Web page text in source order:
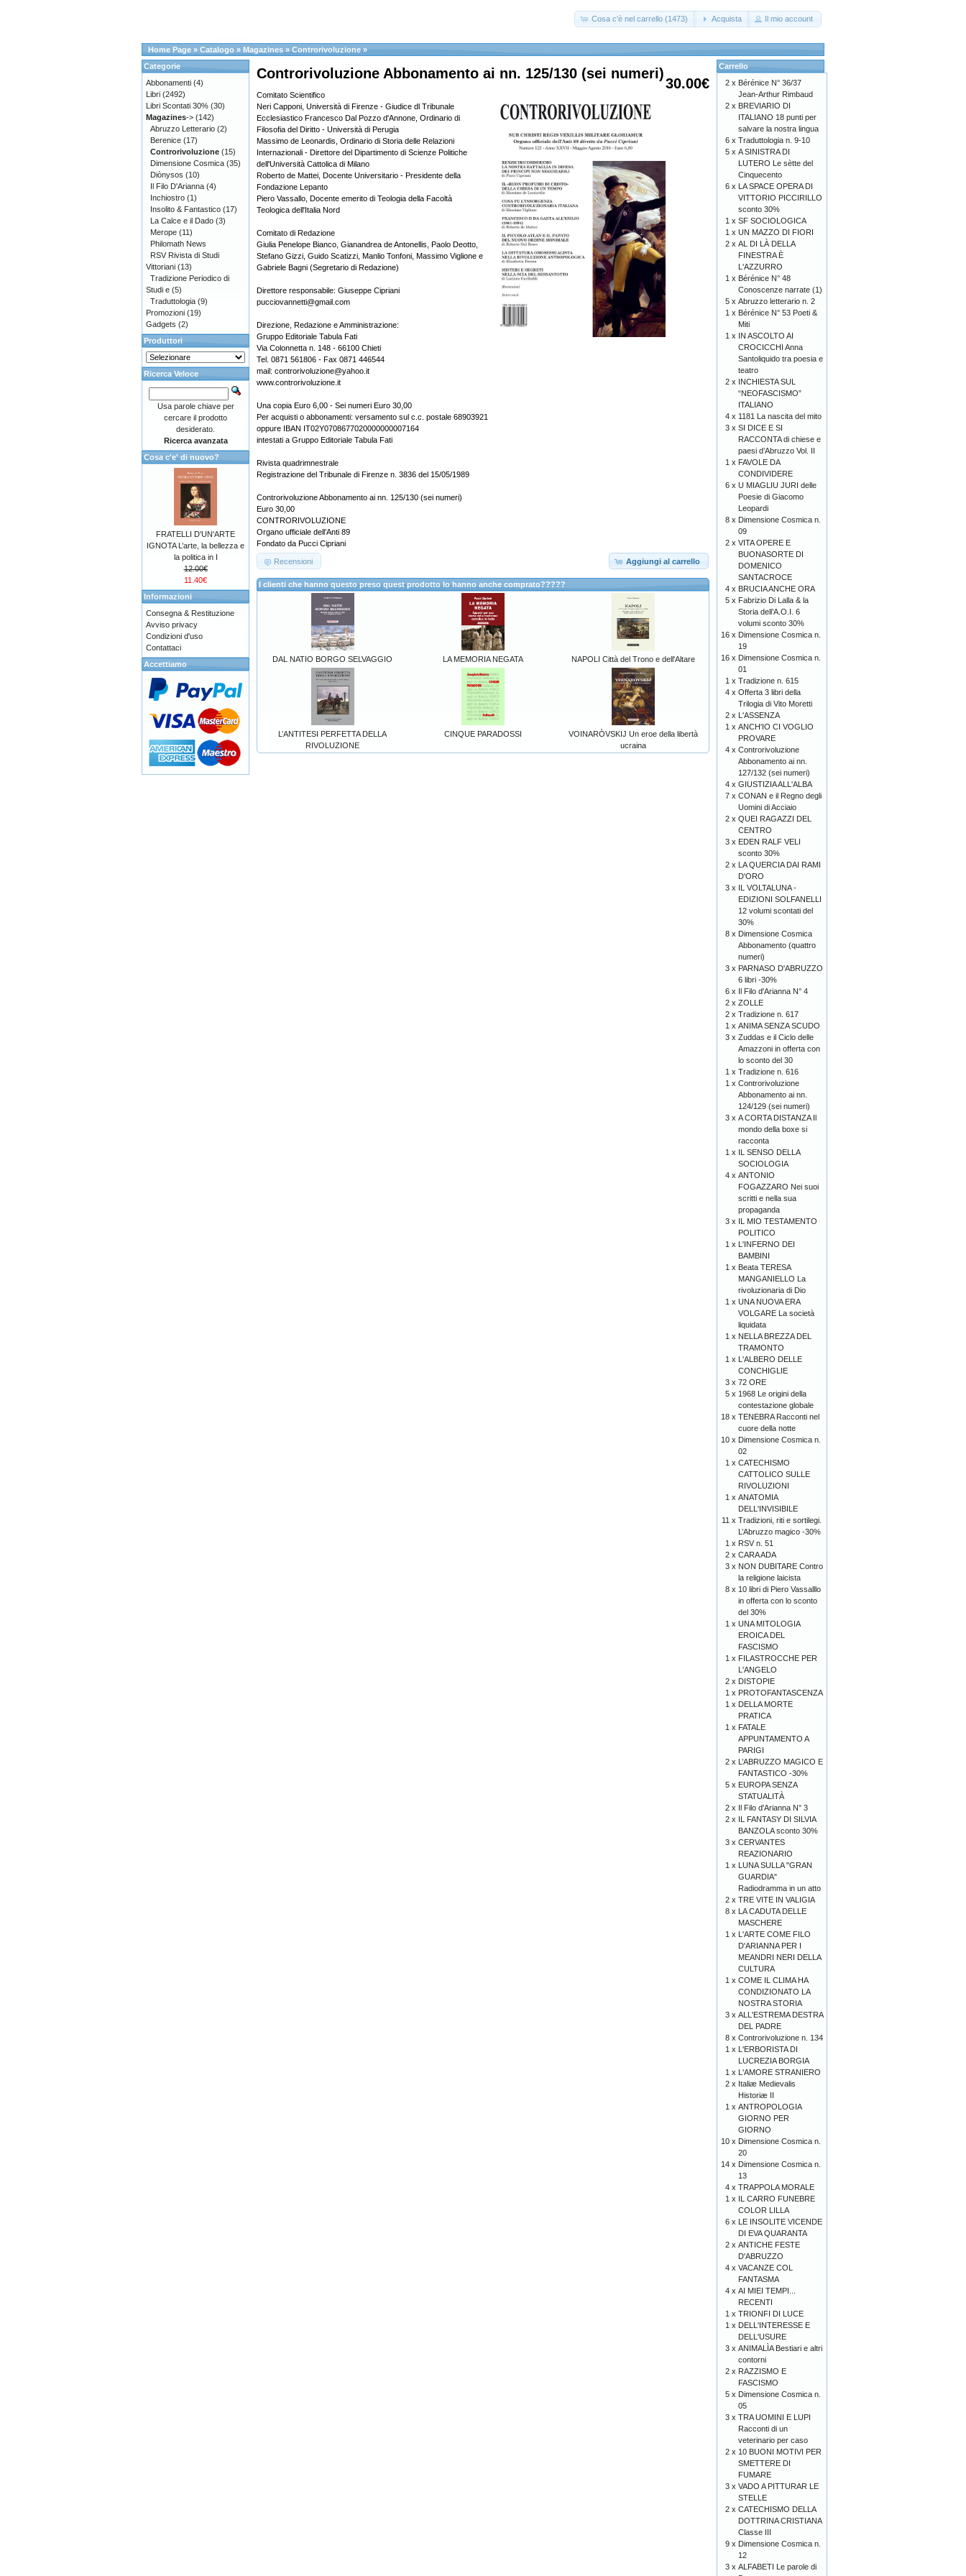
Cosa c'è nel carrello (1473) Acquista Il mio account
Home Page » Catalogo » Magazines » Controrivoluzione »
30.00€
Controrivoluzione Abbonamento ai nn. 125/130 (sei numeri)
Comitato Scientifico
Neri Capponi, Università di Firenze - Giudice dl Tribunale
Ecclesiastico Francesco Dal Pozzo d'Annone, Ordinario di
Filosofia del Diritto - Università di Perugia
Massimo de Leonardis, Ordinario di Storia delle Relazioni
Internazionali - Direttore del Dipartimento di Scienze Politiche
dell'Università Cattolica di Milano
Roberto de Mattei, Docente Universitario - Presidente della
Fondazione Lepanto
Piero Vassallo, Docente emerito di Teologia della Facoltà
Teologica dell'Italia Nord
Comitato di Redazione
Giulia Penelope Bianco, Gianandrea de Antonellis, Paolo Deotto,
Stefano Gizzi, Guido Scatizzi, Manlio Tonfoni, Massimo Viglione e
Gabriele Bagni (Segretario di Redazione)
Direttore responsabile: Giuseppe Cipriani
pucciovannetti@gmail.com
Direzione, Redazione e Amministrazione:
Gruppo Editoriale Tabula Fati
Via Colonnetta n. 148 - 66100 Chieti
Tel. 0871 561806 - Fax 0871 446544
mail: controrivoluzione@yahoo.it
www.controrivoluzione.it
Una copia Euro 6,00 - Sei numeri Euro 30,00
Per acquisti o abbonamenti: versamento sul c.c. postale 68903921
oppure IBAN IT02Y0708677020000000007164
intestati a Gruppo Editoriale Tabula Fati
Rivista quadrimnestrale
Registrazione del Tribunale di Firenze n. 3836 del 15/05/1989
Controrivoluzione Abbonamento ai nn. 125/130 (sei numeri)
Euro 30,00
CONTRORIVOLUZIONE
Organo ufficiale dell’Anti 89
Fondato da Pucci Cipriani
Aggiungi al carrello
Recensioni
I clienti che hanno questo preso quest prodotto lo hanno anche comprato?????
DAL NATIO BORGO SELVAGGIO LA MEMORIA NEGATA NAPOLI Città del Trono e dell'Altare
L’ANTITESI PERFETTA DELLA
RIVOLUZIONE
CINQUE PARADOSSI
VOINARÒVSKIJ Un eroe della libertà
ucraina
Categorie
Abbonamenti (4)
Libri (2492)
Libri Scontati 30% (30)
Magazines-> (142)
Abruzzo Letterario (2)
Berenice (17)
Controrivoluzione (15)
Dimensione Cosmica (35)
Diònysos (10)
Il Filo D'Arianna (4)
Inchiostro (1)
Insolito & Fantastico (17)
La Calce e il Dado (3)
Merope (11)
Philomath News
RSV Rivista di Studi
Vittoriani (13)
Tradizione Periodico di
Studi e (5)
Traduttologia (9)
Promozioni (19)
Gadgets (2)
Produttori
Ricerca Veloce
Usa parole chiave per
cercare il prodotto
desiderato.
Ricerca avanzata
Cosa c'e' di nuovo?
FRATELLI D'UN'ARTE
IGNOTA L’arte, la bellezza e
la politica in I
12.00€
11.40€
Informazioni
Consegna & Restituzione
Avviso privacy
Condizioni d'uso
Contattaci
Accettiamo
Carrello
2 x Bérénice N° 36/37
Jean-Arthur Rimbaud
2 x BREVIARIO DI
ITALIANO 18 punti per
salvare la nostra lingua
6 x Traduttologia n. 9-10
5 x A SINISTRA DI
LUTERO Le sètte del
Cinquecento
6 x LA SPACE OPERA DI
VITTORIO PICCIRILLO
sconto 30%
1 x SF SOCIOLOGICA
1 x UN MAZZO DI FIORI
2 x AL DI LÀ DELLA
FINESTRA È
L'AZZURRO
1 x Bérénice N° 48
Conoscenze narrate (1)
5 x Abruzzo letterario n. 2
1 x Bérénice N° 53 Poeti &
Miti
1 x IN ASCOLTO AI
CROCICCHI Anna
Santoliquido tra poesia e
teatro
2 x INCHIESTA SUL
“NEOFASCISMO”
ITALIANO
4 x 1181 La nascita del mito
3 x SI DICE E SI
RACCONTA di chiese e
paesi d’Abruzzo Vol. II
1 x FAVOLE DA
CONDIVIDERE
6 x U MIAGLIU JURI delle
Poesie di Giacomo
Leopardi
8 x Dimensione Cosmica n.
09
2 x VITA OPERE E
BUONASORTE DI
DOMENICO
SANTACROCE
4 x BRUCIA ANCHE ORA
5 x Fabrizio Di Lalla & la
Storia dell’A.O.I. 6
volumi sconto 30%
16 x Dimensione Cosmica n.
19
16 x Dimensione Cosmica n.
01
1 x Tradizione n. 615
4 x Offerta 3 libri della
Trilogia di Vito Moretti
2 x L'ASSENZA
1 x ANCH'IO CI VOGLIO
PROVARE
4 x Controrivoluzione
Abbonamento ai nn.
127/132 (sei numeri)
4 x GIUSTIZIA ALL'ALBA
7 x CONAN e il Regno degli
Uomini di Acciaio
2 x QUEI RAGAZZI DEL
CENTRO
3 x EDEN RALF VELI
sconto 30%
2 x LA QUERCIA DAI RAMI
D'ORO
3 x IL VOLTALUNA -
EDIZIONI SOLFANELLI
12 volumi scontati del
30%
8 x Dimensione Cosmica
Abbonamento (quattro
numeri)
3 x PARNASO D'ABRUZZO
6 libri -30%
6 x Il Filo d'Arianna N° 4
2 x ZOLLE
2 x Tradizione n. 617
1 x ANIMA SENZA SCUDO
3 x Zuddas e il Ciclo delle
Amazzoni in offerta con
lo sconto del 30
1 x Tradizione n. 616
1 x Controrivoluzione
Abbonamento ai nn.
124/129 (sei numeri)
3 x A CORTA DISTANZA Il
mondo della boxe si
racconta
1 x IL SENSO DELLA
SOCIOLOGIA
4 x ANTONIO
FOGAZZARO Nei suoi
scritti e nella sua
propaganda
3 x IL MIO TESTAMENTO
POLITICO
1 x L'INFERNO DEI
BAMBINI
1 x Beata TERESA
MANGANIELLO La
rivoluzionaria di Dio
1 x UNA NUOVA ERA
VOLGARE La società
liquidata
1 x NELLA BREZZA DEL
TRAMONTO
1 x L'ALBERO DELLE
CONCHIGLIE
3 x 72 ORE
5 x 1968 Le origini della
contestazione globale
18 x TENEBRA Racconti nel
cuore della notte
10 x Dimensione Cosmica n.
02
1 x CATECHISMO
CATTOLICO SULLE
RIVOLUZIONI
1 x ANATOMIA
DELL'INVISIBILE
11 x Tradizioni, riti e sortilegi.
L’Abruzzo magico -30%
1 x RSV n. 51
2 x CARA ADA
3 x NON DUBITARE Contro
la religione laicista
8 x 10 libri di Piero Vassalllo
in offerta con lo sconto
del 30%
1 x UNA MITOLOGIA
EROICA DEL
FASCISMO
1 x FILASTROCCHE PER
L'ANGELO
2 x DISTOPIE
1 x PROTOFANTASCENZA
1 x DELLA MORTE
PRATICA
1 x FATALE
APPUNTAMENTO A
PARIGI
2 x L’ABRUZZO MAGICO E
FANTASTICO -30%
5 x EUROPA SENZA
STATUALITÀ
2 x Il Filo d'Arianna N° 3
2 x IL FANTASY DI SILVIA
BANZOLA sconto 30%
3 x CERVANTES
REAZIONARIO
1 x LUNA SULLA "GRAN
GUARDIA"
Radiodramma in un atto
2 x TRE VITE IN VALIGIA
8 x LA CADUTA DELLE
MASCHERE
1 x L'ARTE COME FILO
D'ARIANNA PER I
MEANDRI NERI DELLA
CULTURA
1 x COME IL CLIMA HA
CONDIZIONATO LA
NOSTRA STORIA
3 x ALL'ESTREMA DESTRA
DEL PADRE
8 x Controrivoluzione n. 134
1 x L'ERBORISTA DI
LUCREZIA BORGIA
1 x L'AMORE STRANIERO
2 x Italiæ Medievalis
Historiæ II
1 x ANTROPOLOGIA
GIORNO PER
GIORNO
10 x Dimensione Cosmica n.
20
14 x Dimensione Cosmica n.
13
4 x TRAPPOLA MORALE
1 x IL CARRO FUNEBRE
COLOR LILLA
6 x LE INSOLITE VICENDE
DI EVA QUARANTA
2 x ANTICHE FESTE
D'ABRUZZO
4 x VACANZE COL
FANTASMA
4 x AI MIEI TEMPI...
RECENTI
1 x TRIONFI DI LUCE
1 x DELL'INTERESSE E
DELL'USURE
3 x ANIMALÌA Bestiari e altri
contorni
2 x RAZZISMO E
FASCISMO
5 x Dimensione Cosmica n.
05
3 x TRA UOMINI E LUPI
Racconti di un
veterinario per caso
2 x 10 BUONI MOTIVI PER
SMETTERE DI
FUMARE
3 x VADO A PITTURAR LE
STELLE
2 x CATECHISMO DELLA
DOTTRINA CRISTIANA
Classe III
9 x Dimensione Cosmica n.
12
3 x ALFABETI Le parole di